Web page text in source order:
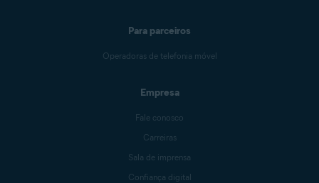
Para parceiros
Operadoras de telefonia móvel
Empresa
Fale conosco
Carreiras
Sala de imprensa
Confiança digital